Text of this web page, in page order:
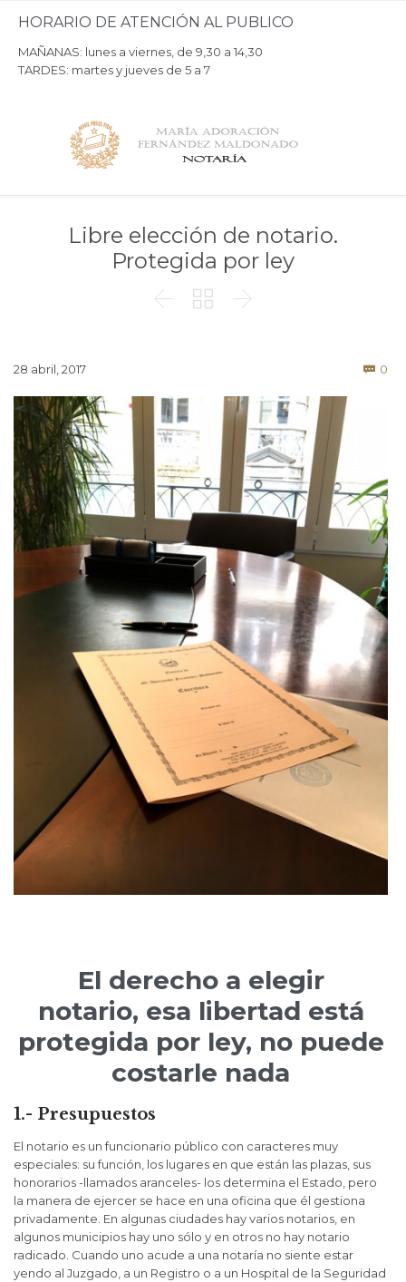
HORARIO DE ATENCIÓN AL PUBLICO
MAÑANAS: lunes a viernes, de 9,30 a 14,30
TARDES: martes y jueves de 5 a 7
Libre elección de notario.
Protegida por ley
  
28 abril, 2017  0
El derecho a elegir
notario, esa libertad está
protegida por ley, no puede
costarle nada
1.- Presupuestos
El notario es un funcionario público con caracteres muy
especiales: su función, los lugares en que están las plazas, sus
honorarios -llamados aranceles- los determina el Estado, pero
la manera de ejercer se hace en una oficina que él gestiona
privadamente. En algunas ciudades hay varios notarios, en
algunos municipios hay uno sólo y en otros no hay notario
radicado. Cuando uno acude a una notaría no siente estar
yendo al Juzgado, a un Registro o a un Hospital de la Seguridad